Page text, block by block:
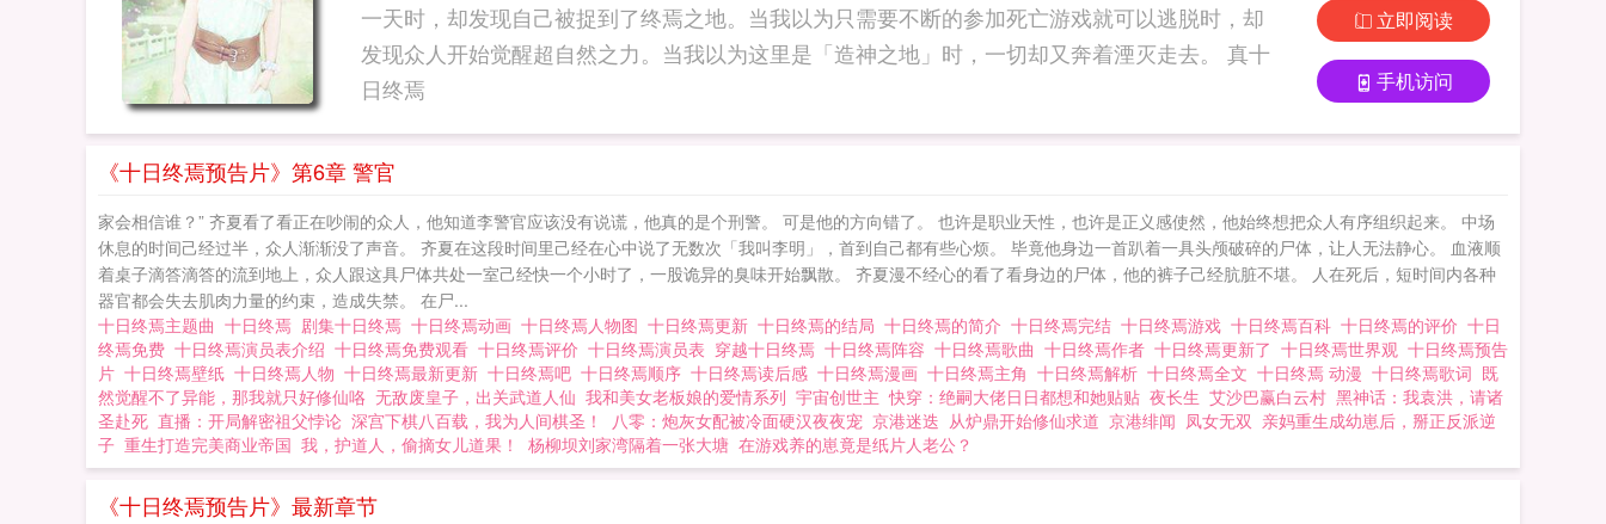
一天时，却发现自己被捉到了终焉之地。当我以为只需要不断的参加死亡游戏就可以逃脱时，却
发现众人开始觉醒超自然之力。当我以为这里是「造神之地」时，一切却又奔着湮灭走去。 真十
日终焉
立即阅读
手机访问
《十日终焉预告片》第6章 警官
家会相信谁？” 齐夏看了看正在吵闹的众人，他知道李警官应该没有说谎，他真的是个刑警。 可是他的方向错了。 也许是职业天性，也许是正义感使然，他始终想把众人有序组织起来。 中场
休息的时间己经过半，众人渐渐没了声音。 齐夏在这段时间里己经在心中说了无数次「我叫李明」，首到自己都有些心烦。 毕竟他身边一首趴着一具头颅破碎的尸体，让人无法静心。 血液顺
着桌子滴答滴答的流到地上，众人跟这具尸体共处一室己经快一个小时了，一股诡异的臭味开始飘散。 齐夏漫不经心的看了看身边的尸体，他的裤子己经肮脏不堪。 人在死后，短时间内各种
器官都会失去肌肉力量的约束，造成失禁。 在尸...
十日终焉主题曲 十日终焉 剧集十日终焉 十日终焉动画 十日终焉人物图 十日终焉更新 十日终焉的结局 十日终焉的简介 十日终焉完结 十日终焉游戏 十日终焉百科 十日终焉的评价 十日
终焉免费 十日终焉演员表介绍 十日终焉免费观看 十日终焉评价 十日终焉演员表 穿越十日终焉 十日终焉阵容 十日终焉歌曲 十日终焉作者 十日终焉更新了 十日终焉世界观 十日终焉预告
片 十日终焉壁纸 十日终焉人物 十日终焉最新更新 十日终焉吧 十日终焉顺序 十日终焉读后感 十日终焉漫画 十日终焉主角 十日终焉解析 十日终焉全文 十日终焉 动漫 十日终焉歌词 既
然觉醒不了异能，那我就只好修仙咯 无敌废皇子，出关武道人仙 我和美女老板娘的爱情系列 宇宙创世主 快穿：绝嗣大佬日日都想和她贴贴 夜长生 艾沙巴赢白云村 黑神话：我袁洪，请诸
圣赴死 直播：开局解密祖父悖论 深宫下棋八百载，我为人间棋圣！ 八零：炮灰女配被冷面硬汉夜夜宠 京港迷迭 从炉鼎开始修仙求道 京港绯闻 凤女无双 亲妈重生成幼崽后，掰正反派逆
子 重生打造完美商业帝国 我，护道人，偷摘女儿道果！ 杨柳坝刘家湾隔着一张大塘 在游戏养的崽竟是纸片人老公？
《十日终焉预告片》最新章节